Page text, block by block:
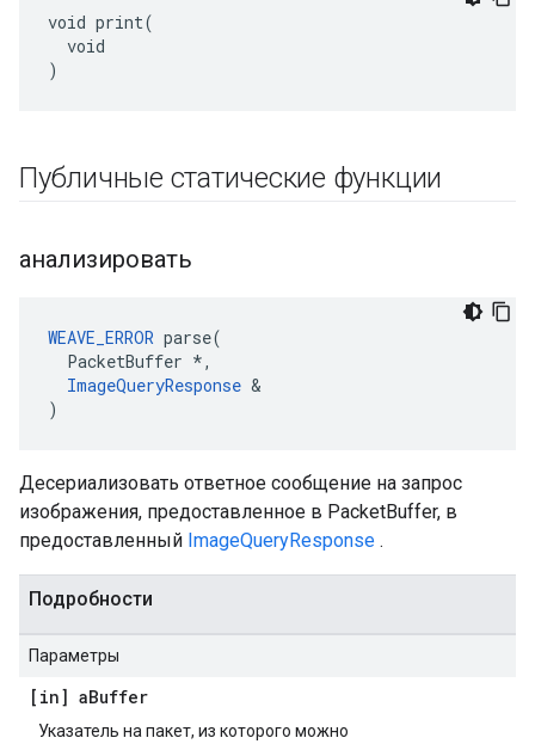
void print(
  void
)
Публичные статические функции
анализировать
WEAVE_ERROR parse(
  PacketBuffer *,
ImageQueryResponse &
)
Десериализовать ответное сообщение на запрос
изображения, предоставленное в PacketBuffer, в
предоставленный ImageQueryResponse .
Подробности
Параметры
[in] aBuffer
Указатель на пакет, из которого можно